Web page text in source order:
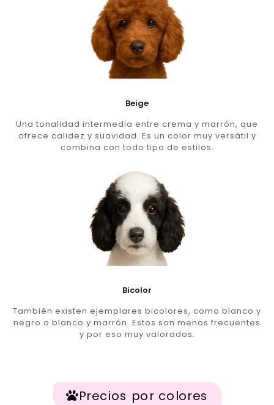
Beige
Una tonalidad intermedia entre crema y marrón, que
ofrece calidez y suavidad. Es un color muy versátil y
combina con todo tipo de estilos.
Bicolor
También existen ejemplares bicolores, como blanco y
negro o blanco y marrón. Estos son menos frecuentes
y por eso muy valorados.
Precios por colores